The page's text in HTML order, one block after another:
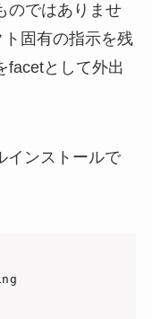
のではありませ
固有の指示を残
facetとして外出
インストールで